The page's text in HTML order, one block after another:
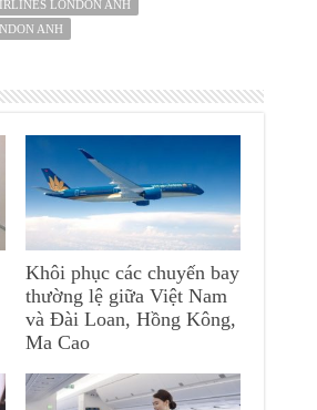
LONDON ANH
ANH
Khôi phục các chuyến bay
thường lệ giữa Việt Nam
và Đài Loan, Hồng Kông,
Ma Cao